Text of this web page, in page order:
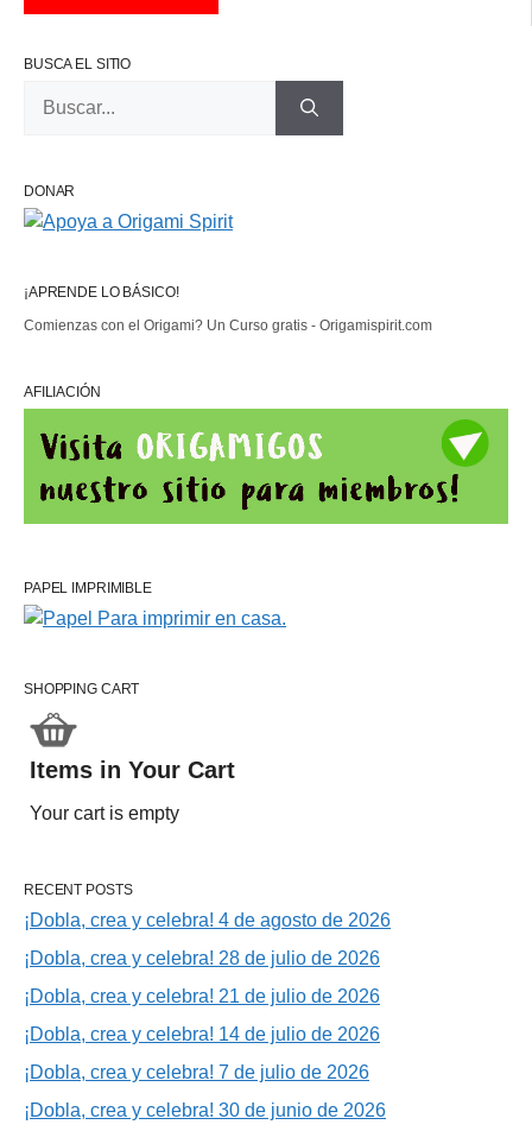
BUSCA EL SITIO
DONAR
¡APRENDE LO BÁSICO!
Comienzas con el Origami? Un Curso gratis - Origamispirit.com
AFILIACIÓN
PAPEL IMPRIMIBLE
SHOPPING CART
Items in Your Cart
Your cart is empty
RECENT POSTS
¡Dobla, crea y celebra! 4 de agosto de 2026
¡Dobla, crea y celebra! 28 de julio de 2026
¡Dobla, crea y celebra! 21 de julio de 2026
¡Dobla, crea y celebra! 14 de julio de 2026
¡Dobla, crea y celebra! 7 de julio de 2026
¡Dobla, crea y celebra! 30 de junio de 2026